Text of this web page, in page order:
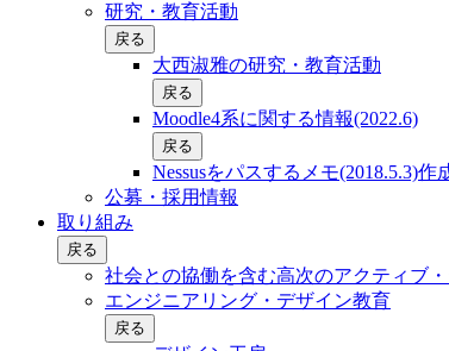
研究・教育活動
戻る
大西淑雅の研究・教育活動
戻る
Moodle4系に関する情報(2022.6)
戻る
Nessusをパスするメモ(2018.5.3)作
公募・採用情報
取り組み
戻る
社会との協働を含む⾼次のアクティブ
エンジニアリング・デザイン教育
戻る